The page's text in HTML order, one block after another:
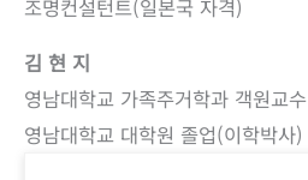
조명컨설턴트(일본국 자격)
김 현 지
영남대학교 가족주거학과 객원교수
영남대학교 대학원 졸업(이학박사)